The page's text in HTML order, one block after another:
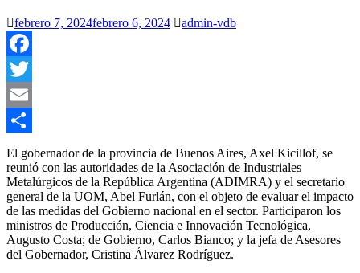
febrero 7, 2024febrero 6, 2024 admin-vdb
Facebook
Twitter
Email
Compartir
El gobernador de la provincia de Buenos Aires, Axel Kicillof, se
reunió con las autoridades de la Asociación de Industriales
Metalúrgicos de la República Argentina (ADIMRA) y el secretario
general de la UOM, Abel Furlán, con el objeto de evaluar el impacto
de las medidas del Gobierno nacional en el sector. Participaron los
ministros de Producción, Ciencia e Innovación Tecnológica,
Augusto Costa; de Gobierno, Carlos Bianco; y la jefa de Asesores
del Gobernador, Cristina Álvarez Rodríguez.